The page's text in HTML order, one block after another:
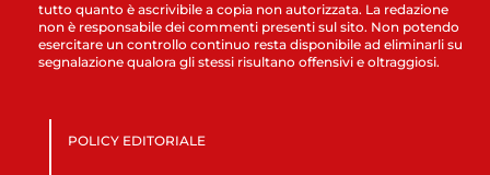
tutto quanto è ascrivibile a copia non autorizzata. La redazione
non è responsabile dei commenti presenti sul sito. Non potendo
esercitare un controllo continuo resta disponibile ad eliminarli su
segnalazione qualora gli stessi risultano offensivi e oltraggiosi.
POLICY EDITORIALE